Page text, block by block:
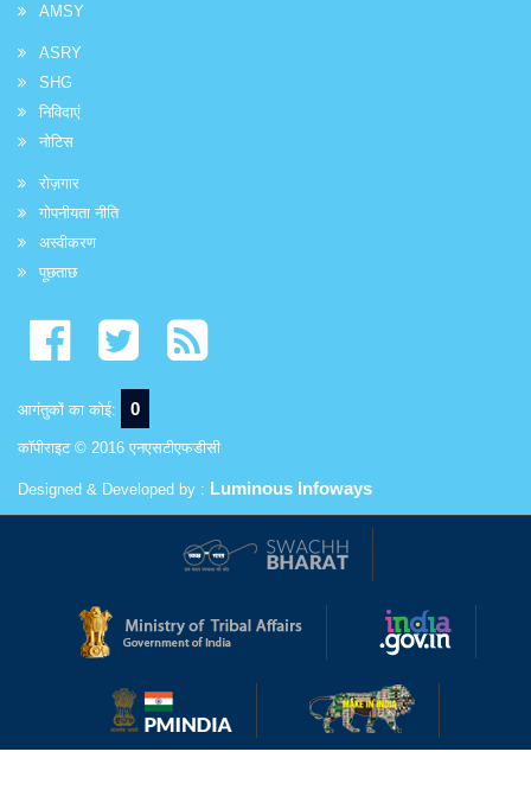
AMSY
ASRY
SHG
निविदाएं
नोटिस
रोज़गार
गोपनीयता नीति
अस्वीकरण
पूछताछ
आगंतुकों का कोई: 0
कॉपीराइट © 2016 एनएसटीएफडीसी
Designed & Developed by : Luminous Infoways